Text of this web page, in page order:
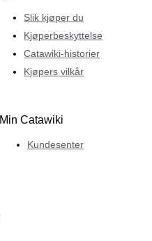
Slik kjøper du
Kjøperbeskyttelse
Catawiki-historier
Kjøpers vilkår
Min Catawiki
Kundesenter